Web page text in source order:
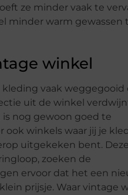
ze minder vaak te
minder warm gewassen
winkel
vaak weggegooid
uit de winkel
nog gewoon goed te
ook winkels waar jij je
uitgekeken bent.
zoeken de
ervoor dat het een
prijsje. Waar vintage